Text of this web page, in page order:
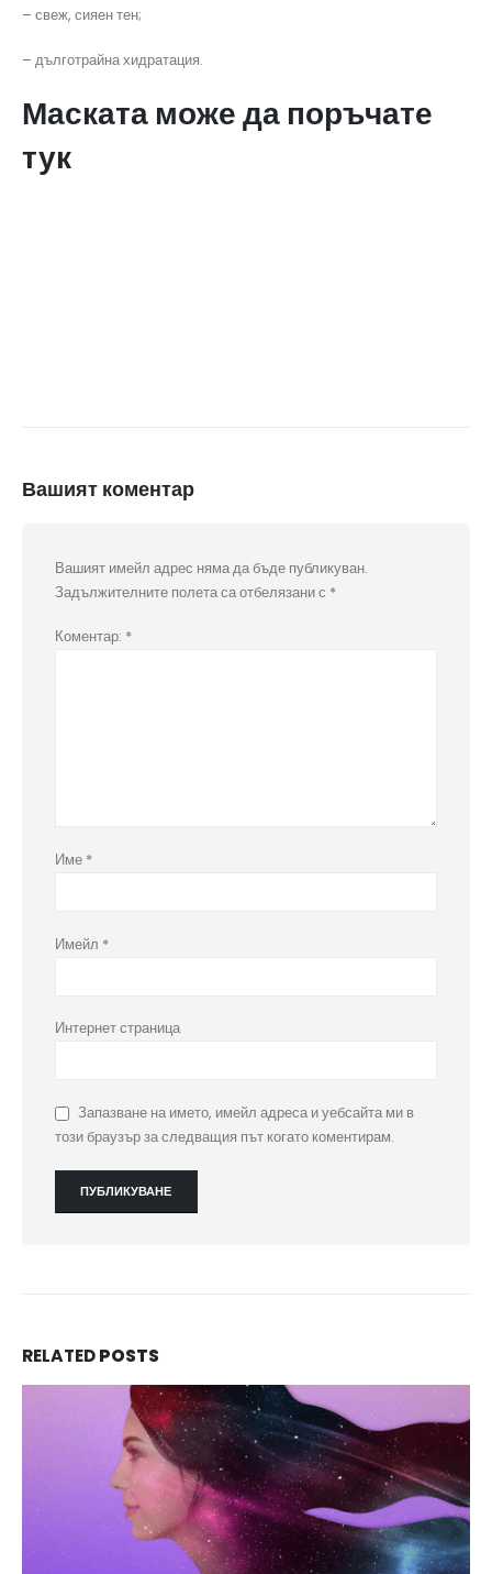
– свеж, сияен тен;
– дълготрайна хидратация.
Маската може да поръчате
тук
Вашият коментар
Вашият имейл адрес няма да бъде публикуван.
Задължителните полета са отбелязани с *
Коментар: *
Име *
Имейл *
Интернет страница
Запазване на името, имейл адреса и уебсайта ми в
този браузър за следващия път когато коментирам.
RELATEDPOSTS